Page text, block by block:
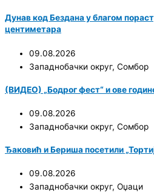
Дунав код Бездана у благом
центиметара
09.08.2026
Западнобачки округ, Сомбор
(ВИДЕО) „Бодрог фест“ и ове
09.08.2026
Западнобачки округ, Сомбор
Ђаковић и Бериша посетили
09.08.2026
Западнобачки округ, Оџаци